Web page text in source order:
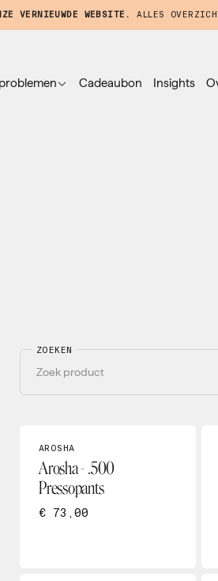
VERNIEUWDE WEBSITE. ALLES
Cadeaubon Insights
ZOEKEN
AROSHA
Arosha - .500
Pressopants
€ 73,00